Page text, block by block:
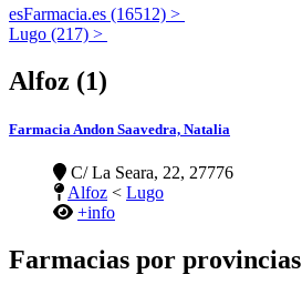
esFarmacia.es (16512) >
Lugo (217) >
Alfoz (1)
Farmacia Andon Saavedra, Natalia
C/ La Seara, 22, 27776
Alfoz < Lugo
+info
Farmacias por provincias